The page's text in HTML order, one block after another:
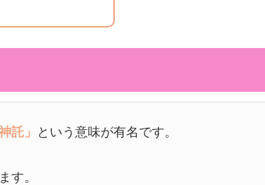
託」 という意味が有名です。
す。